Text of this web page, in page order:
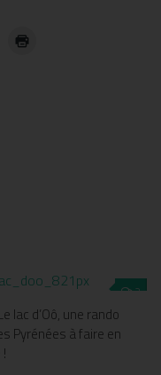
2
lac d’Oô, une rando
Pyrénées à faire en